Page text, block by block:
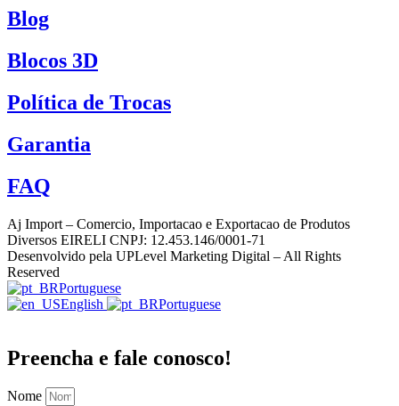
Blog
Blocos 3D
Política de Trocas
Garantia
FAQ
Aj Import – Comercio, Importacao e Exportacao de Produtos
Diversos EIRELI CNPJ: 12.453.146/0001-71
Desenvolvido pela UPLevel Marketing Digital – All Rights
Reserved
Portuguese
English
Portuguese
Preencha e fale conosco!
Nome